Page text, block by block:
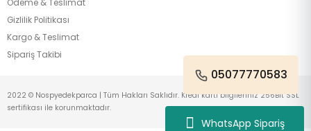
WhatsApp Sipariş
Ödeme & Teslimat
Gizlilik Politikası
Kargo & Teslimat
Sipariş Takibi
05077770583
2022 © Nospyedekparca | Tüm Hakları Saklıdır. Kredi kartı bilgileriniz 256Bit SSL
sertifikası ile korunmaktadır.